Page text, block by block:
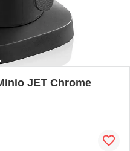
JET Chrome